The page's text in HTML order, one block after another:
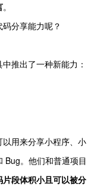
。
分享能力呢？
推出了一种新能力：
用来分享小程序、小
Bug。他们和普通项目
片段体积小且可以被分